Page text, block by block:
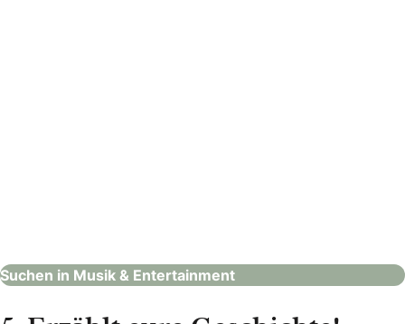
Suchen in Musik & Entertainment